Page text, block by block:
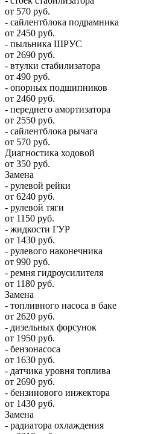
от 570 руб.
- сайлентблока подрамника
от 2450 руб.
- пыльника ШРУС
от 2690 руб.
- втулки стабилизатора
от 490 руб.
- опорных подшипников
от 2460 руб.
- переднего амортизатора
от 2550 руб.
- сайлентблока рычага
от 570 руб.
Диагностика ходовой
от 350 руб.
Замена
- рулевой рейки
от 6240 руб.
- рулевой тяги
от 1150 руб.
- жидкости ГУР
от 1430 руб.
- рулевого наконечника
от 990 руб.
- ремня гидроусилителя
от 1180 руб.
Замена
- топливного насоса в баке
от 2620 руб.
- дизельных форсунок
от 1950 руб.
- бензонасоса
от 1630 руб.
- датчика уровня топлива
от 2690 руб.
- бензинового инжектора
от 1430 руб.
Замена
- радиатора охлаждения